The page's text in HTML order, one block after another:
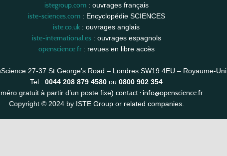
istegroup.com: ouvrages français
iste-sciences.com: Encyclopédie SCIENCES
iste.co.uk : ouvrages anglais
iste-international.es: ouvrages espagnols
openscience.fr: revues en libre accès
27-37 St George’s Road – Londres SW19 4EU – Royaume-Uni
Tel : 0044 208 879 4580 ou 0800 902 354
gratuit à partir d’un poste fixe) contact : info@openscience.fr
Copyright © 2024 by ISTE Group or related companies.